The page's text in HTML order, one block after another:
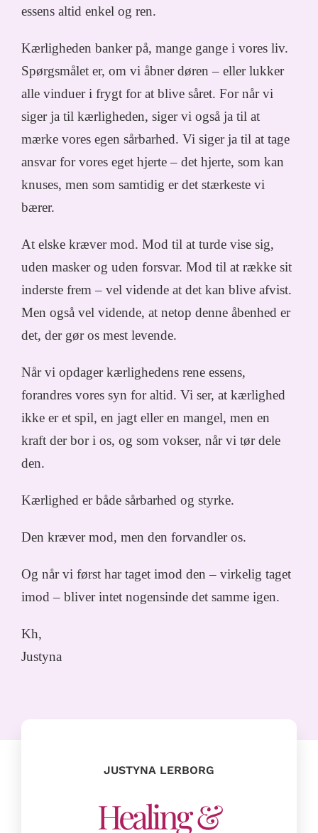
essens altid enkel og ren.
Kærligheden banker på, mange gange i vores liv.
Spørgsmålet er, om vi åbner døren – eller lukker
alle vinduer i frygt for at blive såret. For når vi
siger ja til kærligheden, siger vi også ja til at
mærke vores egen sårbarhed. Vi siger ja til at tage
ansvar for vores eget hjerte – det hjerte, som kan
knuses, men som samtidig er det stærkeste vi
bærer.
At elske kræver mod. Mod til at turde vise sig,
uden masker og uden forsvar. Mod til at række sit
inderste frem – vel vidende at det kan blive afvist.
Men også vel vidende, at netop denne åbenhed er
det, der gør os mest levende.
Når vi opdager kærlighedens rene essens,
forandres vores syn for altid. Vi ser, at kærlighed
ikke er et spil, en jagt eller en mangel, men en
kraft der bor i os, og som vokser, når vi tør dele
den.
Kærlighed er både sårbarhed og styrke.
Den kræver mod, men den forvandler os.
Og når vi først har taget imod den – virkelig taget
imod – bliver intet nogensinde det samme igen.
Kh,
Justyna
JUSTYNA LERBORG
Healing &